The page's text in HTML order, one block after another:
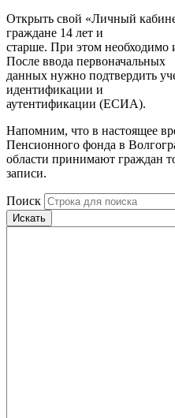
Открыть свой «Личный
граждане 14 лет и
старше. При этом
После ввода первоначальных
данных нужно подтвердить
идентификации и
аутентификации (ЕСИА).
Напомним, что в настоящее
Пенсионного фонда в
области принимают граждан
записи.
Поиск
Искать